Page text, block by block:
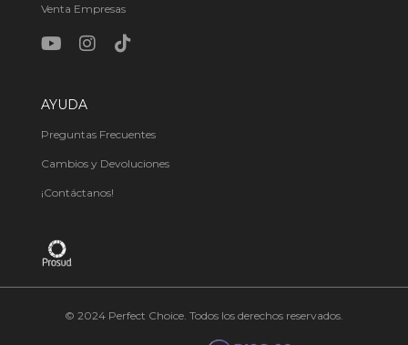
Venta Empresas
AYUDA
Preguntas Frecuentes
Cambios y Devoluciones
¡Contáctanos!
© 2024 Perfect Choice. Todos los derechos reservados.